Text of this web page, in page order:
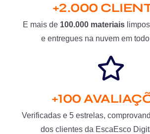
+2.000
E mais de 100.000 materiais
e entregues na nuvem em
+100
Verificadas e 5 estrelas,
dos clientes da EscaEsco